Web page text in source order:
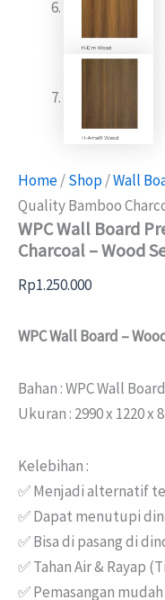
Home/Shop/Wall
Quality Bamboo
WPC Wall Board
Charcoal – Wood
Rp1.250.000
WPC Wall Board –
Bahan : WPC Wall Board
Ukuran : 2990 x 1220 x
Kelebihan :
✅ Menjadi alternatif
✅ Dapat menutupi
✅ Bisa di pasang di
✅ Tahan Air & Rayap
✅ Pemasangan